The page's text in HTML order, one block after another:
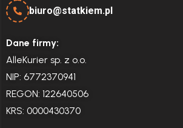
biuro@statkiem.pl
Dane firmy:
AlleKurier sp. z o.o.
NIP: 6772370941
REGON: 122640506
KRS: 0000430370